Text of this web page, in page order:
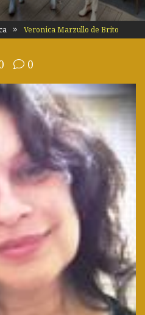
Veronica Marzullo de Brito
0